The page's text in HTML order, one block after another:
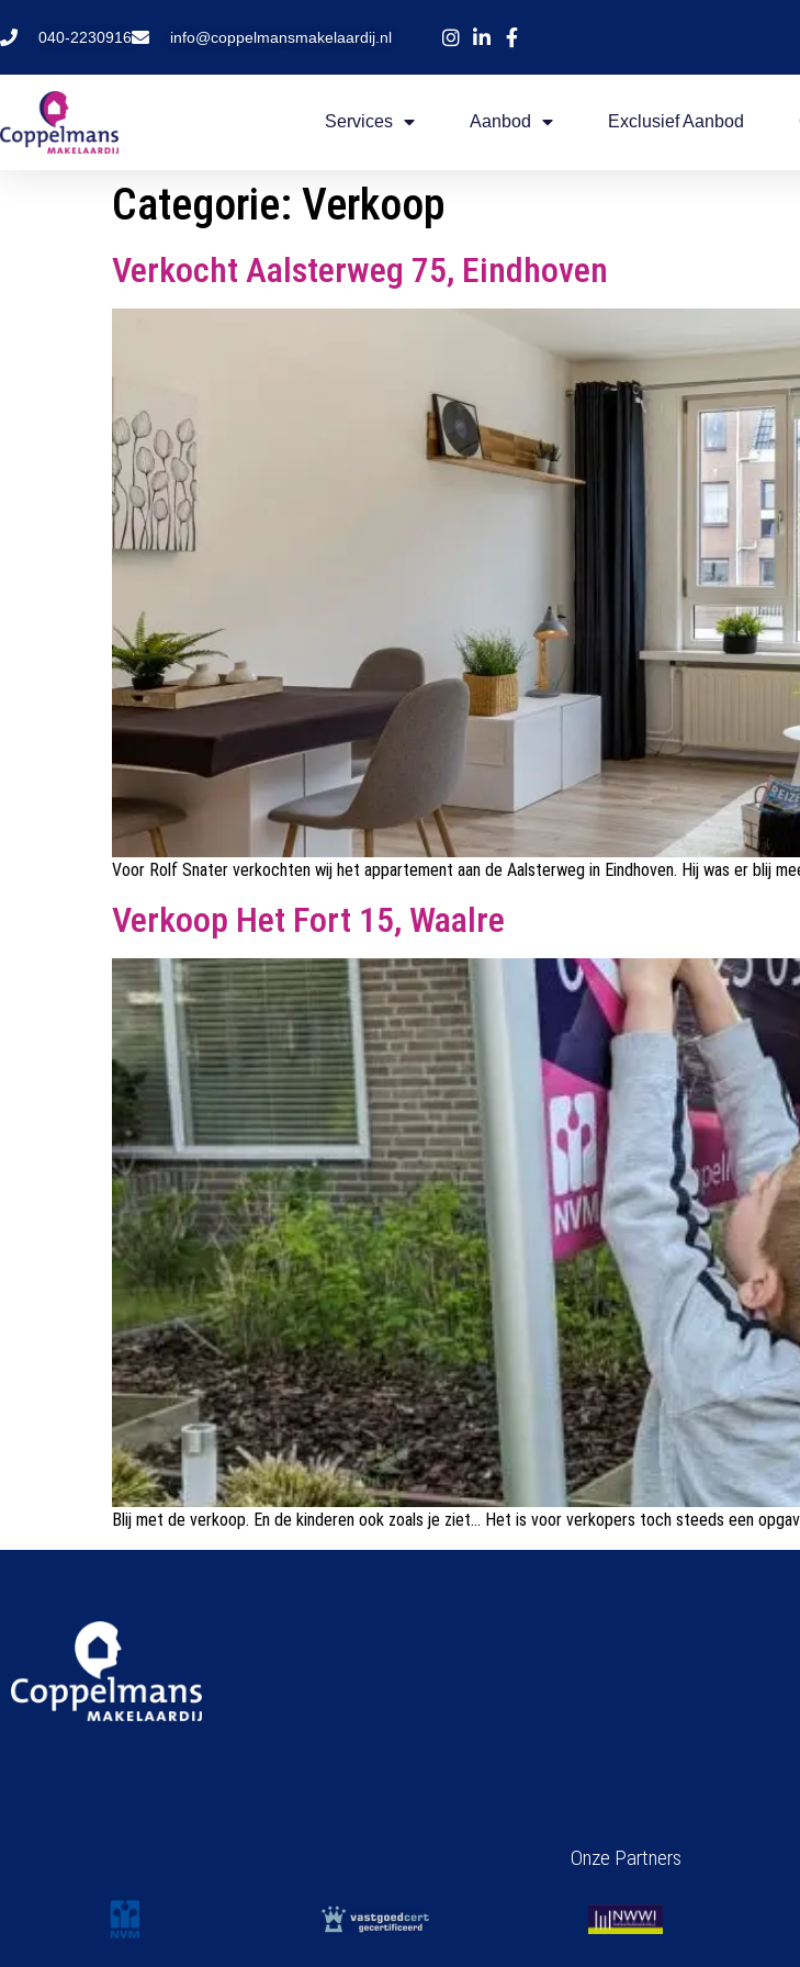
040-2230916 info@coppelmansmakelaardij.nl
Services Aanbod Exclusief Aanbod
Categorie: Verkoop
Verkocht Aalsterweg 75, Eindhoven
Voor Rolf Snater verkochten wij het appartement aan de Aalsterweg in Eindhoven. Hij was er blij
Verkoop Het Fort 15, Waalre
Blij met de verkoop. En de kinderen ook zoals je ziet… Het is voor verkopers toch steeds een
Onze Partners